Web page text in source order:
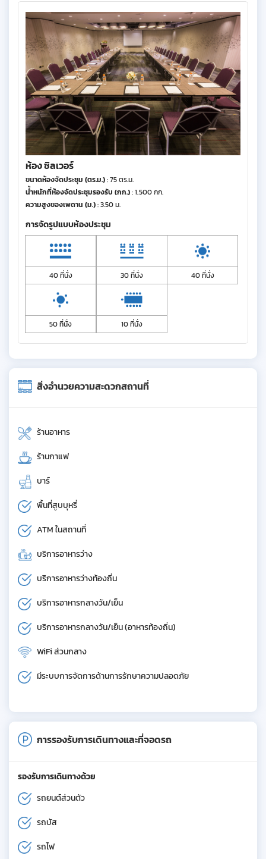
ห้อง ซิลเวอร์
ขนาดห้องจัดประชุม (ตร.ม.): 75 ตร.ม.
น้ำหนักที่ห้องจัดประชุมรองรับ (กก.): 1,500 กก.
ความสูงของเพดาน (ม.): 3.50 ม.
การจัดรูปแบบห้องประชุม
40 ที่นั่ง 30 ที่นั่ง 40 ที่นั่ง
50 ที่นั่ง 10 ที่นั่ง
สิ่งอำนวยความสะดวกสถานที่
ร้านอาหาร
ร้านกาแฟ
บาร์
พื้นที่สูบบุหรี่
ATM ในสถานที่
บริการอาหารว่าง
บริการอาหารว่างท้องถิ่น
บริการอาหารกลางวัน/เย็น
บริการอาหารกลางวัน/เย็น (อาหารท้องถิ่น)
WiFi ส่วนกลาง
มีระบบการจัดการด้านการรักษาความปลอดภัย
การรองรับการเดินทางและที่จอดรถ
รองรับการเดินทางด้วย
รถยนต์ส่วนตัว
รถบัส
รถไฟ